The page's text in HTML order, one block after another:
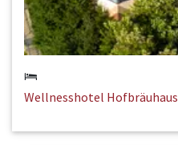
Wellnesshotel Hofbräuhaus